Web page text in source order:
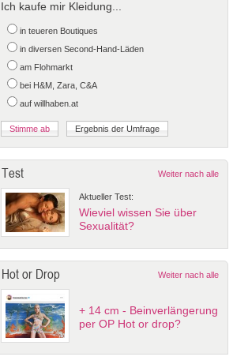
Ich kaufe mir Kleidung...
in teueren Boutiques
in diversen Second-Hand-Läden
am Flohmarkt
bei H&M, Zara, C&A
auf willhaben.at
Test Weiter nach alle
Aktueller Test:
Wieviel wissen Sie über
Sexualität?
Hot or Drop Weiter nach alle
+ 14 cm - Beinverlängerung
per OP Hot or drop?